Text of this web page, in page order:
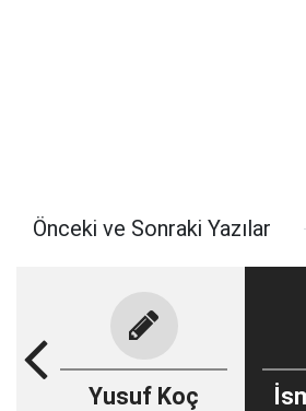
Önceki ve Sonraki Yazılar
Yusuf Koç